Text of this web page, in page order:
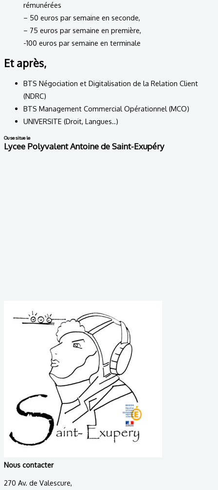
rémunérées
– 50 euros par semaine en seconde,
– 75 euros par semaine en première,
-100 euros par semaine en terminale
Et après,
BTS Négociation et Digitalisation de la Relation Client
(NDRC)
BTS Management Commercial Opérationnel (MCO)
UNIVERSITE (Droit, Langues..)
Ou se situe le
Lycee Polyvalent Antoine de Saint-Exupéry
Nous contacter
270 Av. de Valescure,